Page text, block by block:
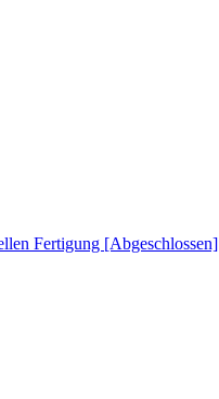
Fertigung [Abgeschlossen]